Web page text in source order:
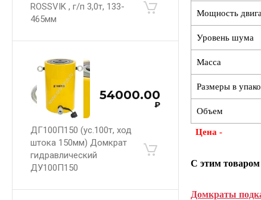
ROSSVIK , г/п 3,0т, 133-
465мм
54000.00
₽
ДГ100П150 (ус.100т, ход
штока 150мм) Домкрат
гидравлический
ДУ100П150
Мощность
Уровень шума
Масса
Размеры в
Объем
Цена -
С этим
Домкраты